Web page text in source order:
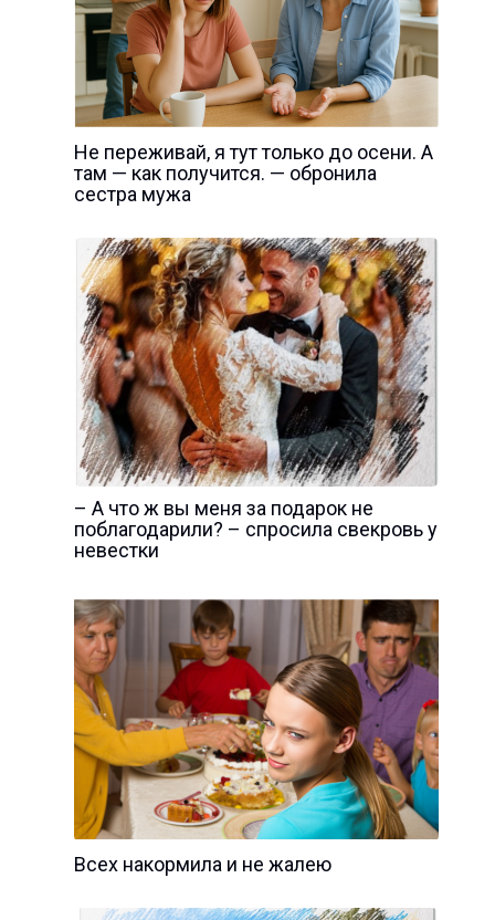
Не переживай, я тут только до осени. А
там — как получится. — обронила
сестра мужа
– А что ж вы меня за подарок не
поблагодарили? – спросила свекровь у
невестки
Всех накормила и не жалею